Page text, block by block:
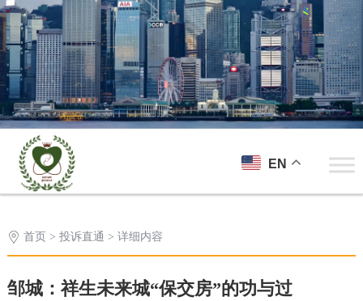
EN
首页 > 投诉直通 > 详细内容
邹城：祥生未来城“保交房”的功与过